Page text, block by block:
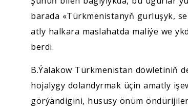
barada «Türkmenistanyň gurluşyk,
atly halkara maslahatda maliýe we
berdi.
B.Ýalakow Türkmenistan döwletiniň
hojalygy dolandyrmak üçin amatly
görýändigini, hususy önüm